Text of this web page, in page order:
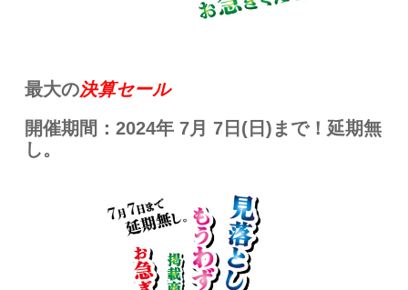
最大の決算セール
開催期間：2024年 7月 7日(日)まで！延期無
し。